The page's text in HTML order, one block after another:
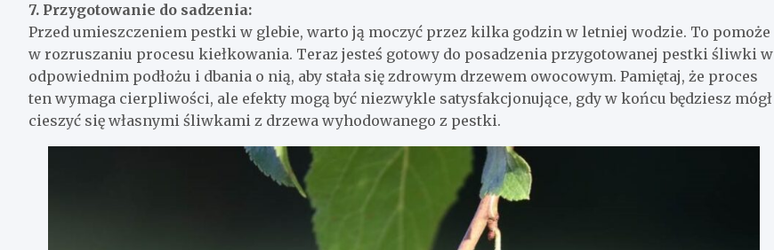
7. Przygotowanie do sadzenia:
Przed umieszczeniem pestki w glebie, warto ją moczyć przez kilka godzin w letniej wodzie. To pomoże
w rozruszaniu procesu kiełkowania. Teraz jesteś gotowy do posadzenia przygotowanej pestki śliwki w
odpowiednim podłożu i dbania o nią, aby stała się zdrowym drzewem owocowym. Pamiętaj, że proces
ten wymaga cierpliwości, ale efekty mogą być niezwykle satysfakcjonujące, gdy w końcu będziesz mógł
cieszyć się własnymi śliwkami z drzewa wyhodowanego z pestki.